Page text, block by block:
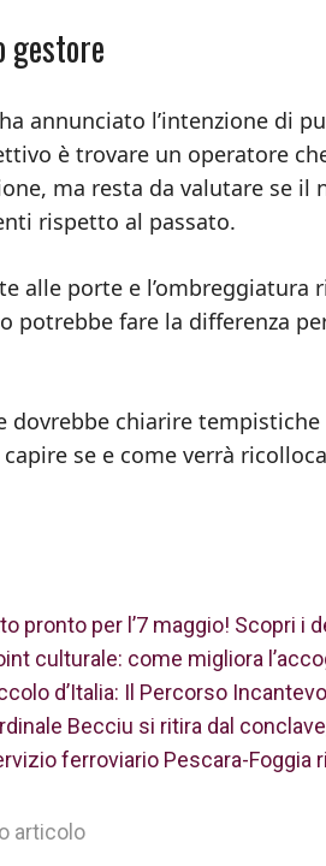
gestore
annunciato l’intenzione di
è trovare un operatore
ma resta da valutare se
rispetto al passato.
alle porte e
potrebbe fare la differenza
dovrebbe chiarire
se e come verrà
pronto per l’7 maggio! Scopri i
culturale: come migliora
d’Italia: Il Percorso
Becciu si ritira dal
ferroviario Pescara-Foggia
articolo